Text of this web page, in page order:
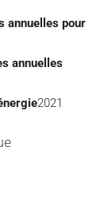
annuelles pour
annuelles
2021